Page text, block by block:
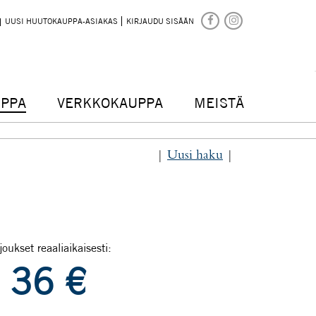
UUSI HUUTOKAUPPA-ASIAKAS KIRJAUDU SISÄÄN
VERKKOKAUPPA MEISTÄ
Uusi haku
reaaliaikaisesti:
36 €